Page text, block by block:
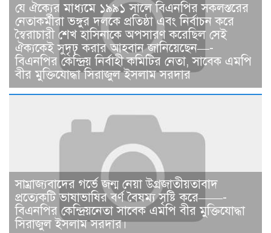
যে ঐক্যের মাধ্যমে ১৯৯১ সালে বিএনপির সকলস্তরের
নেতাকর্মীরা ভঙ্গুর দলকে প্রতিষ্ঠা এবং নির্বাচন করে
স্বৈরাচারী শেখ হাসিনাকে অপসারণ করেছিল সেই
ঐক্যকেই সুদৃঢ় করার আহবান জানিয়েছেন—-
বিএনপির কেন্দ্রিয় নির্বাহী কমিটির নেতা, সাবেক এমপি
বীর মুক্তিযোদ্ধা সিরাজুল ইসলাম সরদার
সাম্রাজ্যবাদের গর্ভে জন্ম নেয়া উগ্রজাতীয়তাবাদ
প্রত্যেকটি ভাষাভাষির বর্ণ বৈষম্য সৃষ্টি করে——-
বিএনপির কেন্দ্রিয়নেতা সাবেক এমপি বীর মুক্তিযোদ্ধা
সিরাজুল ইসলাম সরদার।